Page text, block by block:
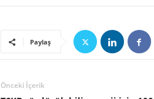
Paylaş
Önceki İçerik